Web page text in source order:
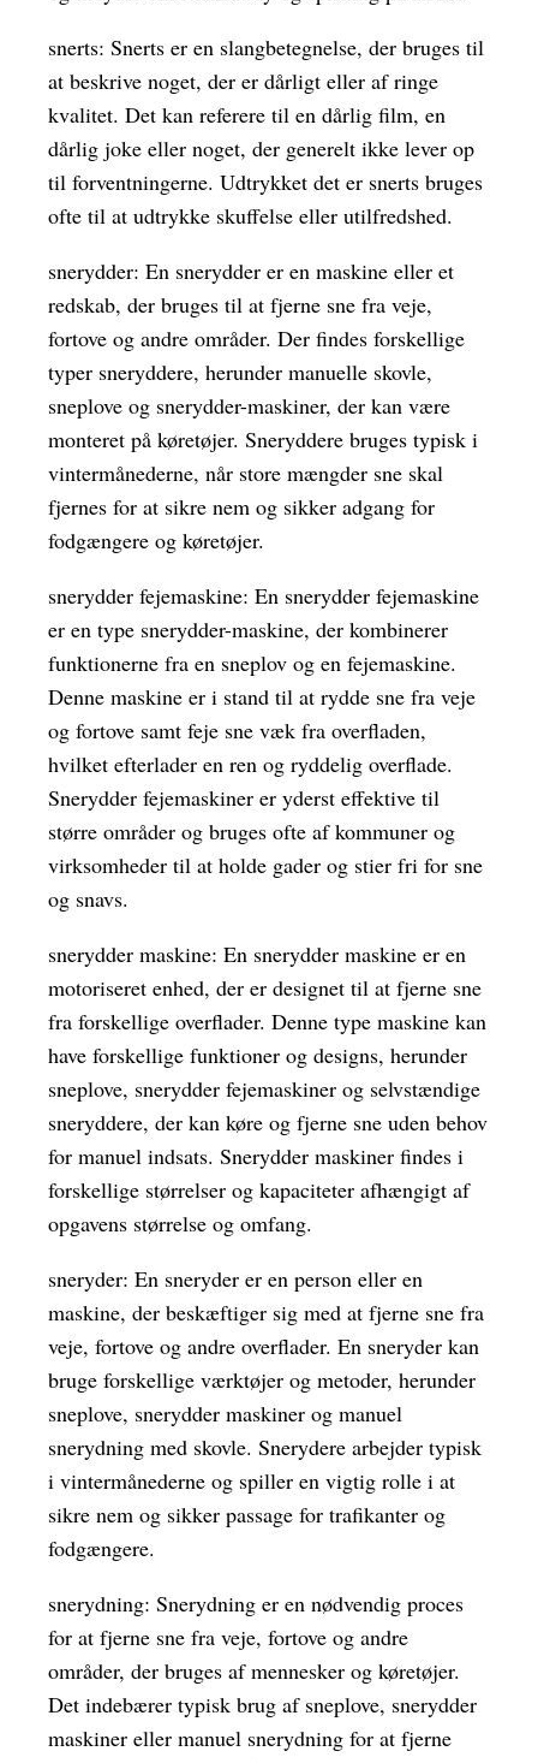
snerts: Snerts er en slangbetegnelse, der bruges til
at beskrive noget, der er dårligt eller af ringe
kvalitet. Det kan referere til en dårlig film, en
dårlig joke eller noget, der generelt ikke lever op
til forventningerne. Udtrykket det er snerts bruges
ofte til at udtrykke skuffelse eller utilfredshed.
snerydder: En snerydder er en maskine eller et
redskab, der bruges til at fjerne sne fra veje,
fortove og andre områder. Der findes forskellige
typer sneryddere, herunder manuelle skovle,
sneplove og snerydder-maskiner, der kan være
monteret på køretøjer. Sneryddere bruges typisk i
vintermånederne, når store mængder sne skal
fjernes for at sikre nem og sikker adgang for
fodgængere og køretøjer.
snerydder fejemaskine: En snerydder fejemaskine
er en type snerydder-maskine, der kombinerer
funktionerne fra en sneplov og en fejemaskine.
Denne maskine er i stand til at rydde sne fra veje
og fortove samt feje sne væk fra overfladen,
hvilket efterlader en ren og ryddelig overflade.
Snerydder fejemaskiner er yderst effektive til
større områder og bruges ofte af kommuner og
virksomheder til at holde gader og stier fri for sne
og snavs.
snerydder maskine: En snerydder maskine er en
motoriseret enhed, der er designet til at fjerne sne
fra forskellige overflader. Denne type maskine kan
have forskellige funktioner og designs, herunder
sneplove, snerydder fejemaskiner og selvstændige
sneryddere, der kan køre og fjerne sne uden behov
for manuel indsats. Snerydder maskiner findes i
forskellige størrelser og kapaciteter afhængigt af
opgavens størrelse og omfang.
sneryder: En sneryder er en person eller en
maskine, der beskæftiger sig med at fjerne sne fra
veje, fortove og andre overflader. En sneryder kan
bruge forskellige værktøjer og metoder, herunder
sneplove, snerydder maskiner og manuel
snerydning med skovle. Snerydere arbejder typisk
i vintermånederne og spiller en vigtig rolle i at
sikre nem og sikker passage for trafikanter og
fodgængere.
snerydning: Snerydning er en nødvendig proces
for at fjerne sne fra veje, fortove og andre
områder, der bruges af mennesker og køretøjer.
Det indebærer typisk brug af sneplove, snerydder
maskiner eller manuel snerydning for at fjerne